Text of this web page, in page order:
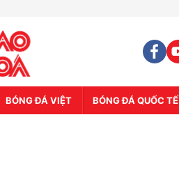
BÓNG ĐÁ VIỆT BÓNG ĐÁ QUỐC TẾ